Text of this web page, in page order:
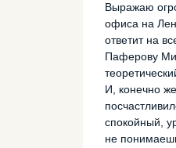
Выражаю
офиса на
ответит на
Паферову
И, конечно
спокойный,
не